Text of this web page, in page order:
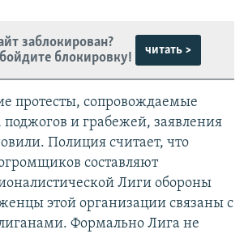
заблокирован?
блокировку!
читать >
протесты, сопровождаемые
и грабежей, заявления
Полиция считает, что
составляют
Лиги обороны
этой организации связаны с
Формально Лига не